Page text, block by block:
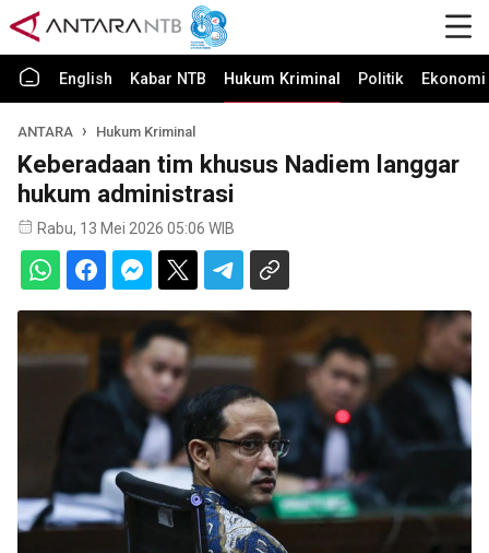
English Kabar NTB Hukum Kriminal Politik
ANTARA Hukum Kriminal
Keberadaan tim khusus Nadiem langgar
hukum administrasi
Rabu, 13 Mei 2026 05:06 WIB